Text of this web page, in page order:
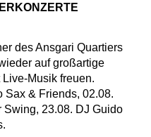
des Ansgari Quartiers
auf großartige
Musik freuen.
Sax & Friends, 02.08.
Swing, 23.08. DJ Guido